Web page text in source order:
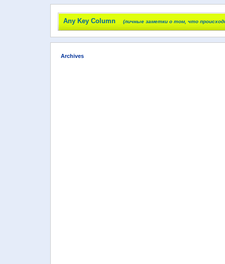
Any Key Column (личные заметки о том, что
Archives